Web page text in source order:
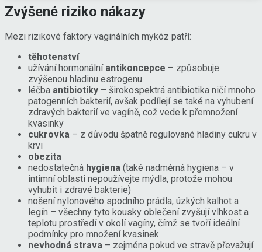
Zvýšené riziko nákazy
Mezi rizikové faktory vaginálních mykóz patří:
těhotenství
užívání hormonální antikoncepce – způsobuje
zvýšenou hladinu estrogenu
léčba antibiotiky – širokospektrá antibiotika ničí mnoho
patogenních bakterií, avšak podílejí se také na vyhubení
zdravých bakterií ve vagíně, což vede k přemnožení
kvasinky
cukrovka – z důvodu špatně regulované hladiny cukru v
krvi
obezita
nedostatečná hygiena (také nadměrná hygiena – v
intimní oblasti nepoužívejte mýdla, protože mohou
vyhubit i zdravé bakterie)
nošení nylonového spodního prádla, úzkých kalhot a
legín – všechny tyto kousky oblečení zvyšují vlhkost a
teplotu prostředí v okolí vagíny, čímž se tvoří ideální
podmínky pro množení kvasinek
nevhodná strava – zejména pokud ve stravě převažují